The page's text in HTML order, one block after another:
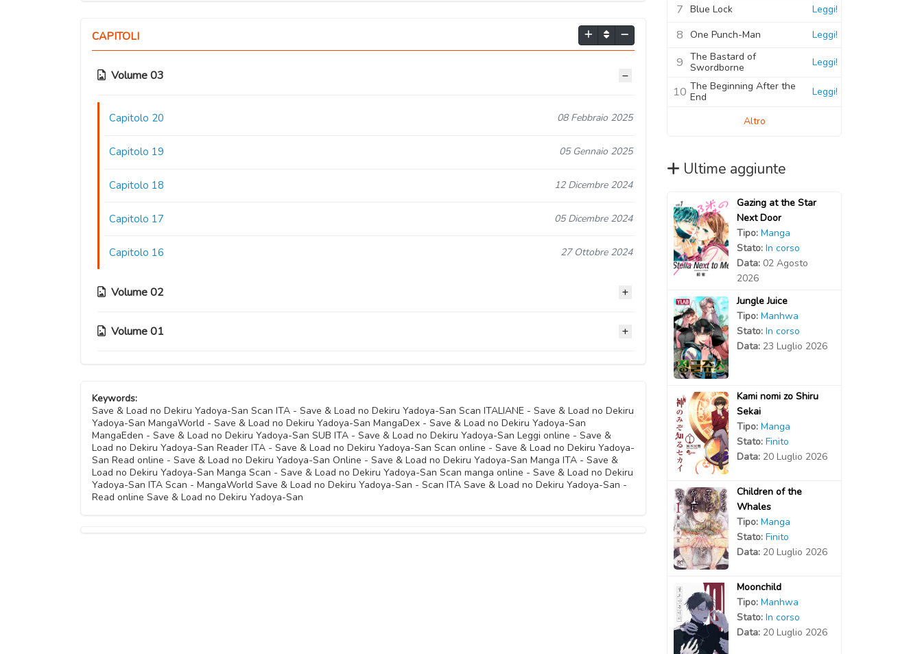
CAPITOLI
Volume 03
Capitolo 20 08 Febbraio 2025
Capitolo 19 05 Gennaio 2025
Capitolo 18 12 Dicembre 2024
Capitolo 17 05 Dicembre 2024
Capitolo 16 27 Ottobre 2024
Volume 02
Capitolo 15 27 Settembre 2024
Capitolo 13
Capitolo 12 22 Ottobre 2023
Capitolo 11 22 Ottobre 2023
Capitolo 10
Volume 01
Capitolo 05 28 Febbraio 2021
Capitolo 04.2 10 Novembre 2020
Capitolo 04.1 10 Novembre 2020
Keywords:
Save & Load no Dekiru Yadoya-San Scan ITA - Save & Load no Dekiru Yadoya-San Scan ITALIANE - Save & Load no Dekiru
Yadoya-San MangaWorld - Save & Load no Dekiru Yadoya-San MangaDex - Save & Load no Dekiru Yadoya-San
MangaEden - Save & Load no Dekiru Yadoya-San SUB ITA - Save & Load no Dekiru Yadoya-San Leggi online - Save &
Load no Dekiru Yadoya-San Reader ITA - Save & Load no Dekiru Yadoya-San Scan online - Save & Load no Dekiru Yadoya-
San Read online - Save & Load no Dekiru Yadoya-San Online - Save & Load no Dekiru Yadoya-San Manga ITA - Save &
Load no Dekiru Yadoya-San Manga Scan - Save & Load no Dekiru Yadoya-San Scan manga online - Save & Load no Dekiru
Yadoya-San ITA Scan - MangaWorld Save & Load no Dekiru Yadoya-San - Scan ITA Save & Load no Dekiru Yadoya-San -
Read online Save & Load no Dekiru Yadoya-San
7 Blue Lock Leggi!
8 One Punch-Man Leggi!
9 The Bastard of
Swordborne
Leggi!
10 The Beginning After the
End
Leggi!
Altro
Ultime aggiunte
Gazing at the Star
Next Door
Tipo: Manga
Stato: In corso
Data: 02 Agosto
2026
Jungle Juice
Tipo: Manhwa
Stato: In corso
Data: 23 Luglio 2026
Kami nomi zo Shiru
Sekai
Tipo: Manga
Stato: Finito
Data: 20 Luglio 2026
Children of the
Whales
Tipo: Manga
Stato: Finito
Data: 20 Luglio 2026
Moonchild
Tipo: Manhwa
Stato: In corso
Data: 20 Luglio 2026